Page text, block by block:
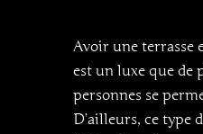
Avoir une terrasse
est un luxe que de
personnes se
D’ailleurs, ce type